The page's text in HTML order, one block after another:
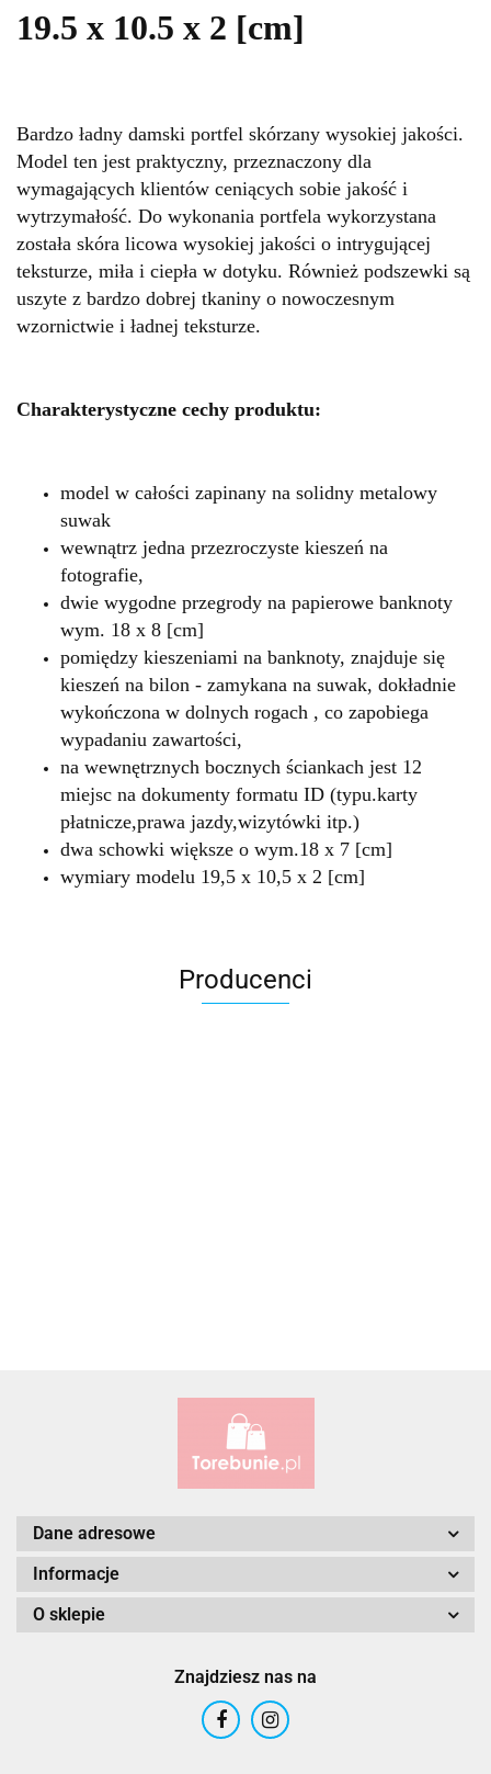
19.5 x 10.5 x 2 [cm]
Bardzo ładny damski portfel skórzany wysokiej jakości.
Model ten jest praktyczny, przeznaczony dla
wymagających klientów ceniących sobie jakość i
wytrzymałość. Do wykonania portfela wykorzystana
została skóra licowa wysokiej jakości o intrygującej
teksturze, miła i ciepła w dotyku. Również podszewki są
uszyte z bardzo dobrej tkaniny o nowoczesnym
wzornictwie i ładnej teksturze.
Charakterystyczne cechy produktu:
model w całości zapinany na solidny metalowy
suwak
wewnątrz jedna przezroczyste kieszeń na
fotografie,
dwie wygodne przegrody na papierowe banknoty
wym. 18 x 8 [cm]
pomiędzy kieszeniami na banknoty, znajduje się
kieszeń na bilon - zamykana na suwak, dokładnie
wykończona w dolnych rogach , co zapobiega
wypadaniu zawartości,
na wewnętrznych bocznych ściankach jest 12
miejsc na dokumenty formatu ID (typu.karty
płatnicze,prawa jazdy,wizytówki itp.)
dwa schowki większe o wym.18 x 7 [cm]
wymiary modelu 19,5 x 10,5 x 2 [cm]
Producenci
Alessandro Paoli
Dane adresowe
Informacje
O sklepie
Znajdziesz nas na